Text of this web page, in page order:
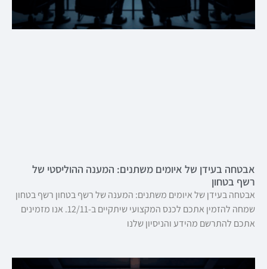
אבטחה בעידן של איומים משתנים: המענה ההוליסטי של
רשף בטחון
אבטחה בעידן של איומים משתנים: המענה של רשף בטחון רשף בטחון
שמחה להזמין אתכם לכנס המקצועי שיתקיים ב-12/11. אנו מזמינים
אתכם להתרשם מהידע והניסיון שלנו